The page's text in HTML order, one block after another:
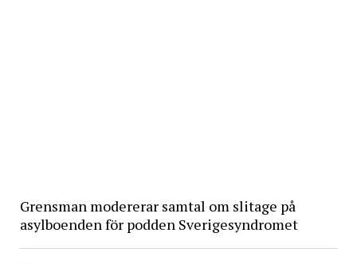
Grensman modererar samtal om slitage på
asylboenden för podden Sverigesyndromet